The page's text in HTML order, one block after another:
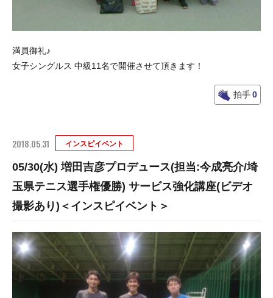
満員御礼♪
女子シングルス 中級11名で開催させて頂きます！
拍手0
2018.05.31 インスピイベント
05/30(水) 増田吉彦プロデュース(担当:今成亮介/埼
玉県テニス選手権優勝) サービス強化講座(ビデオ
撮影あり)＜インスピイベント＞